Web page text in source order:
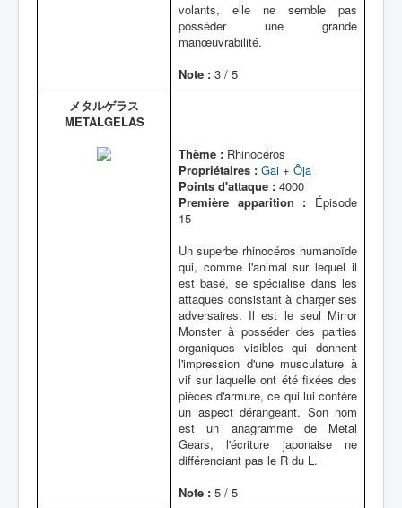
volants, elle ne semble pas
posséder une grande
manœuvrabilité.
Note : 3 / 5
メタルゲラス
METALGELAS
Thème : Rhinocéros
Propriétaires : Gai + Ôja
Points d'attaque : 4000
Première apparition : Épisode
15
Un superbe rhinocéros humanoïde
qui, comme l'animal sur lequel il
est basé, se spécialise dans les
attaques consistant à charger ses
adversaires. Il est le seul Mirror
Monster à posséder des parties
organiques visibles qui donnent
l'impression d'une musculature à
vif sur laquelle ont été fixées des
pièces d'armure, ce qui lui confère
un aspect dérangeant. Son nom
est un anagramme de Metal
Gears, l'écriture japonaise ne
différenciant pas le R du L.
Note : 5 / 5